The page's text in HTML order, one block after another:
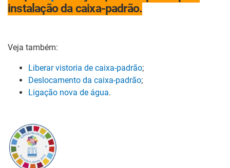
instalação da caixa-padrão.
Veja também:
Liberar vistoria de caixa-padrão;
Deslocamento da caixa-padrão;
Ligação nova de água.